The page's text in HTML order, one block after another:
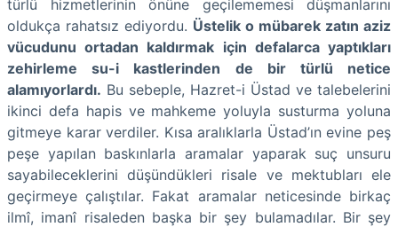
türlü hizmetlerinin önüne geçilememesi düşmanlarını
oldukça rahatsız ediyordu. Üstelik o mübarek zatın aziz
vücudunu ortadan kaldırmak için defalarca yaptıkları
zehirleme su-i kastlerinden de bir türlü netice
alamıyorlardı. Bu sebeple, Hazret-i Üstad ve talebelerini
ikinci defa hapis ve mahkeme yoluyla susturma yoluna
gitmeye karar verdiler. Kısa aralıklarla Üstad’ın evine peş
peşe yapılan baskınlarla aramalar yaparak suç unsuru
sayabileceklerini düşündükleri risale ve mektubları ele
geçirmeye çalıştılar. Fakat aramalar neticesinde birkaç
ilmî, imanî risaleden başka bir şey bulamadılar. Bir şey